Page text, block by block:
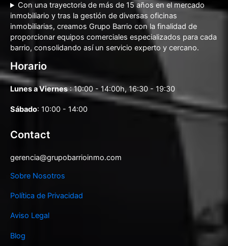
Con una trayectoria de más de 15 años en el mercado
inmobiliario y tras la gestión de diversas oficinas
inmobiliarias, creamos Grupo Barrio con la finalidad de
proporcionar equipos comerciales especializados para cada
barrio, consolidando así un servicio experto y cercano.
Horario
Lunes a Viernes: 10:00 - 14:00h, 16:30 - 19:30
Sábado: 10:00 - 14:00
Contact
gerencia@grupobarrioinmo.com
Sobre Nosotros
Política de Privacidad
Aviso Legal
Blog